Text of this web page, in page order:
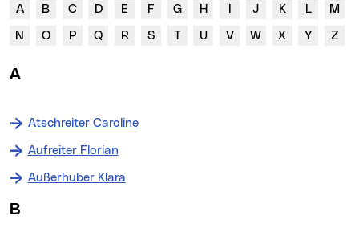
Buchstabenleiste:
A B C D E F G H J K L M
N O P Q R S T U V W X Y Z
A
Atschreiter Caroline
Aufreiter Florian
Außerhuber Klara
B